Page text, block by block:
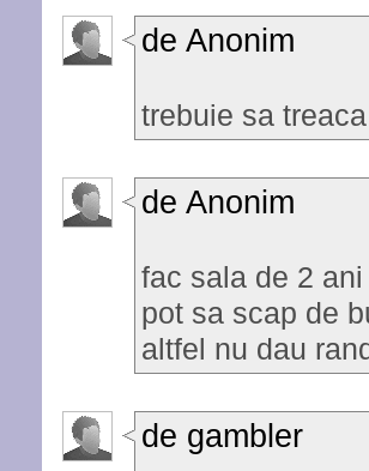
de Anonim
trebuie sa
de Anonim
fac sala de 2
pot sa scap de
altfel nu dau
de gambler